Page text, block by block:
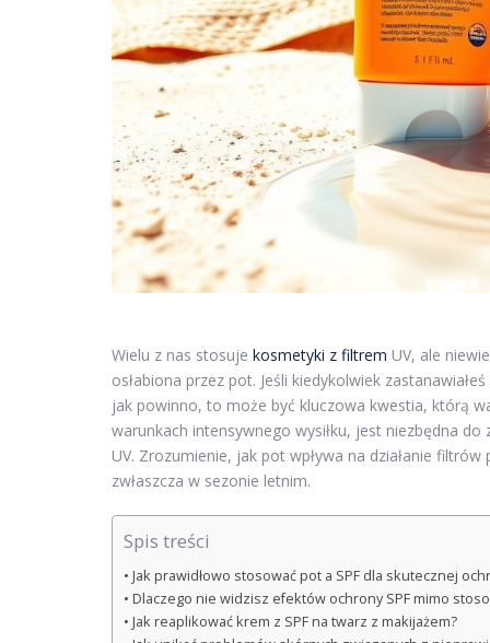
Wielu z nas stosuje kosmetyki z filtrem UV, ale
osłabiona przez pot. Jeśli kiedykolwiek
jak powinno, to może być kluczowa kwestia, którą
warunkach intensywnego wysiłku, jest niezbędna
UV. Zrozumienie, jak pot wpływa na działanie
zwłaszcza w sezonie letnim.
Spis treści
Jak prawidłowo stosować pot a SPF dla skutecznej
Dlaczego nie widzisz efektów ochrony SPF mimo
Jak reaplikować krem z SPF na twarz z makijażem?